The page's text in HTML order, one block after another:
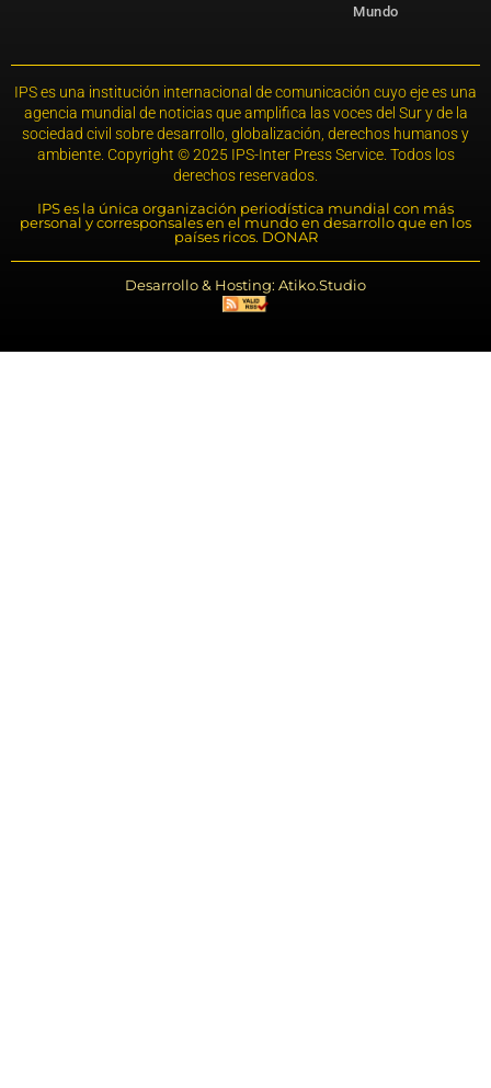
Mundo
IPS es una institución internacional de comunicación cuyo eje es una
agencia mundial de noticias que amplifica las voces del Sur y de la
sociedad civil sobre desarrollo, globalización, derechos humanos y
ambiente. Copyright © 2025 IPS-Inter Press Service. Todos los
derechos reservados.
IPS es la única organización periodística mundial con más
personal y corresponsales en el mundo en desarrollo que en los
países ricos. DONAR
Desarrollo & Hosting: Atiko.Studio